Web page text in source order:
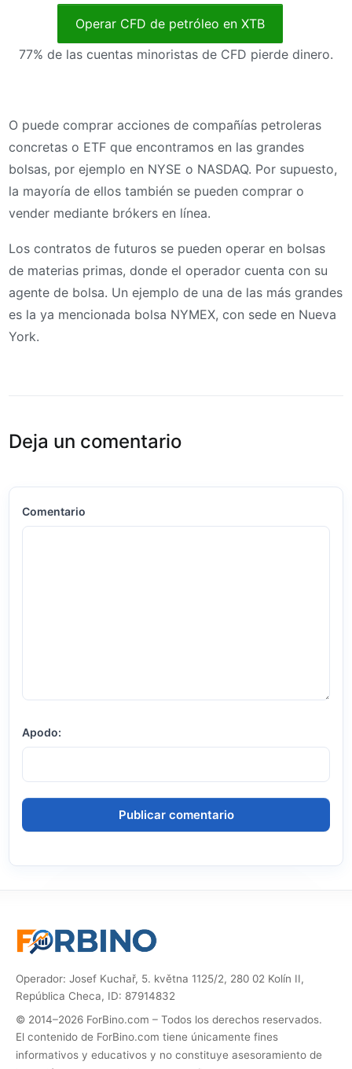
Operar CFD de petróleo en XTB
77% de las cuentas minoristas de CFD pierde dinero.
O puede comprar acciones de compañías petroleras
concretas o ETF que encontramos en las grandes
bolsas, por ejemplo en NYSE o NASDAQ. Por supuesto,
la mayoría de ellos también se pueden comprar o
vender mediante brókers en línea.
Los contratos de futuros se pueden operar en bolsas
de materias primas, donde el operador cuenta con su
agente de bolsa. Un ejemplo de una de las más grandes
es la ya mencionada bolsa NYMEX, con sede en Nueva
York.
Deja un comentario
Comentario
Apodo:
Operador: Josef Kuchař, 5. května 1125/2, 280 02 Kolín II,
República Checa, ID: 87914832
© 2014–2026 ForBino.com – Todos los derechos reservados.
El contenido de ForBino.com tiene únicamente fines
informativos y educativos y no constituye asesoramiento de